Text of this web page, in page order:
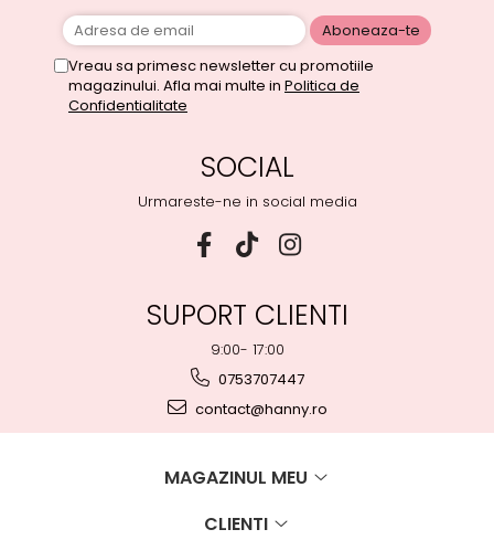
Vreau sa primesc newsletter cu promotiile
magazinului. Afla mai multe in Politica de
Confidentialitate
SOCIAL
Urmareste-ne in social media
SUPORT CLIENTI
9:00- 17:00
0753707447
contact@hanny.ro
MAGAZINUL MEU
CLIENTI